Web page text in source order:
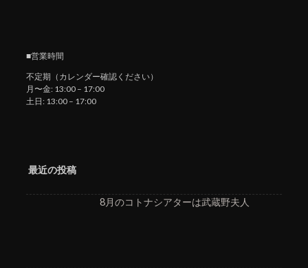
■営業時間
不定期（カレンダー確認ください）
月〜金: 13:00 – 17:00
土日: 13:00 – 17:00
最近の投稿
8月のコトナシアターは武蔵野夫人